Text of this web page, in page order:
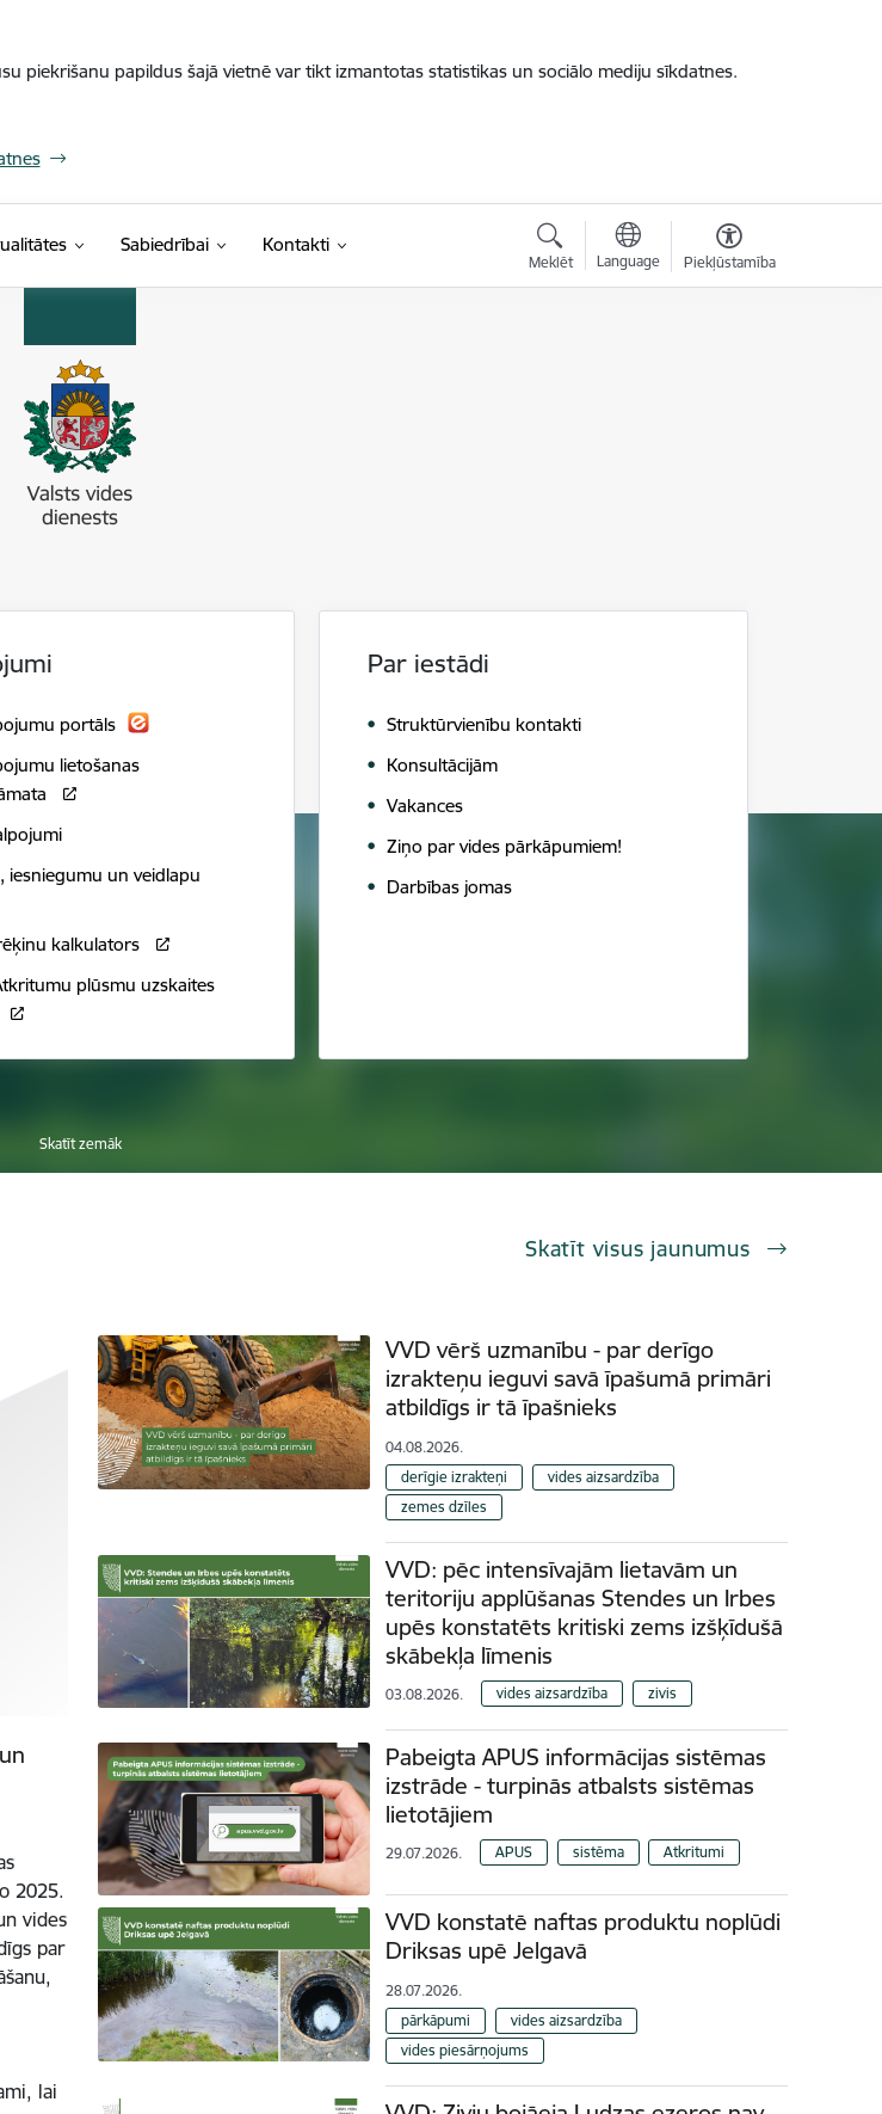
piekrišanu papildus šajā vietnē var tikt izmantotas statistikas un sociālo mediju sīkdatnes.
Sabiedrībai Kontakti
Meklēt Language Piekļūstamība
portāls
lietošanas
iesniegumu un veidlapu
kalkulators
plūsmu uzskaites
Par iestādi
Struktūrvienību kontakti
Konsultācijām
Vakances
Ziņo par vides pārkāpumiem!
Darbības jomas
Skatīt zemāk
Skatīt visus jaunumus
2025.
vides
par
lai
VVD vērš uzmanību - par derīgo
izrakteņu ieguvi savā īpašumā primāri
atbildīgs ir tā īpašnieks
04.08.2026.
derīgie izrakteņi
vides aizsardzība
zemes dzīles
VVD: pēc intensīvajām lietavām un
teritoriju applūšanas Stendes un Irbes
upēs konstatēts kritiski zems izšķīdušā
skābekļa līmenis
03.08.2026. vides aizsardzība zivis
Pabeigta APUS informācijas sistēmas
izstrāde - turpinās atbalsts sistēmas
lietotājiem
29.07.2026. APUS sistēma Atkritumi
VVD konstatē naftas produktu noplūdi
Driksas upē Jelgavā
28.07.2026.
pārkāpumi
vides aizsardzība
vides piesārņojums